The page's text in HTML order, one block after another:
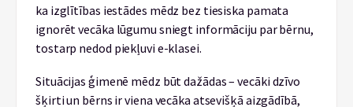
ka izglītības iestādes mēdz bez tiesiska pamata
ignorēt vecāka lūgumu sniegt informāciju par bērnu,
tostarp nedod piekļuvi e-klasei.
Situācijas ģimenē mēdz būt dažādas – vecāki dzīvo
šķirti un bērns ir viena vecāka atsevišķā aizgādībā,